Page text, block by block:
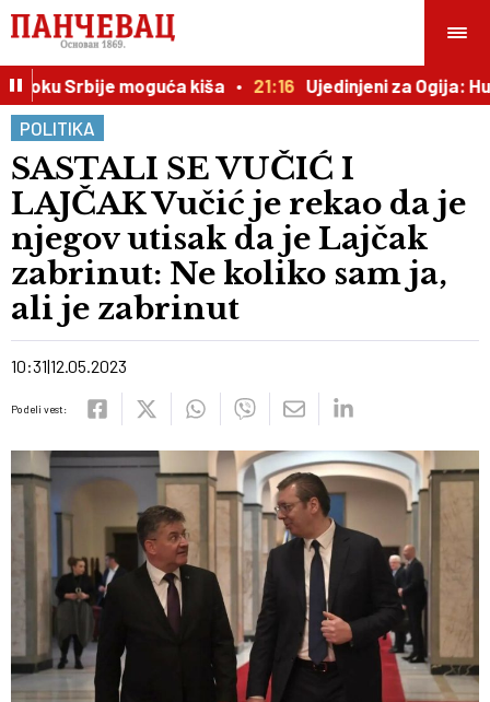
Srbije moguća kiša 21:16 Ujedinjeni za Ogija:
POLITIKA
SASTALI SE VUČIĆ I
LAJČAK Vučić je rekao da je
njegov utisak da je Lajčak
zabrinut: Ne koliko sam ja,
ali je zabrinut
10:31 12.05.2023
Podeli vest: